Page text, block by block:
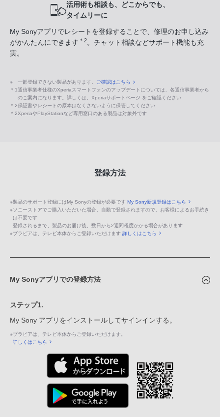
活用術も相談も、どこからでも、
タイムリーに
My Sonyアプリでレシートを登録することで、修理のお申し込み
がかんたんにできます ＊2。チャット相談などサポート機能も充
実。
※ 一部登録できない製品があります。 ご確認はこちら
＊1通信事業者仕様のXperiaスマートフォンのアップデートについては、各通信事業者から
のご案内になります。詳しくは、Xperiaサポートページ をご確認ください
＊2保証書やレシートの原本はなくさないように保管してください
＊2XperiaやPlayStationなど専用窓口のある製品は対象外です
登録方法
※製品のサポート登録にはMy Sonyの登録が必要です My Sony新規登録はこちら
※ソニーストアでご購入いただいた場合、自動で登録されますので、お客様によるお手続き
は不要です
登録されるまで、製品のお届け後、数日から2週間程度かかる場合があります
※ブラビアは、テレビ本体からご登録いただけます 詳しくはこちら
My Sonyアプリでの登録方法
ステップ1.
My Sony アプリをインストールしてサインインする。
※ブラビアは、テレビ本体からご登録いただけます。
詳しくはこちら